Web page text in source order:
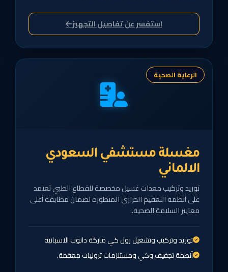
استفسر عن تفاصيل التجهيز
الرعاية الصحية
مغسلة مستشفي السعودي
الالماني
توريد وتركيب معدات غسيل مخصصة للقطاع الطبي تعتمد
على أنظمة التعقيم الحراري المتطورة لضمان مطابقة أعلى
معايير السلامة الصحية.
توريد وتركيب وتشغيل رول كي ماركة دانوب الاسبانية
أنظمة تجفيف وكي ومستلزمات تروليات معقمة.